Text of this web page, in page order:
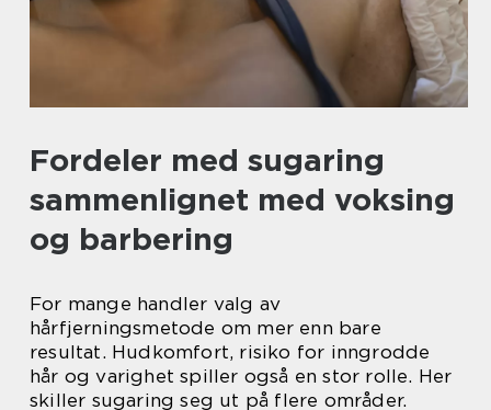
Fordeler med sugaring
sammenlignet med voksing
og barbering
For mange handler valg av
hårfjerningsmetode om mer enn bare
resultat. Hudkomfort, risiko for inngrodde
hår og varighet spiller også en stor rolle. Her
skiller sugaring seg ut på flere områder.